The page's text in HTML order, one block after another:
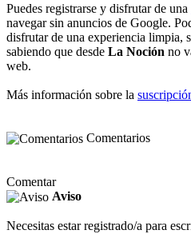
Puedes registrarse y disfrutar de una
navegar sin anuncios de Google.
disfrutar de una experiencia limpia,
sabiendo que desde La Noción no
web.
Más información sobre la
Comentarios
Comentar
Aviso
Necesitas estar registrado/a para